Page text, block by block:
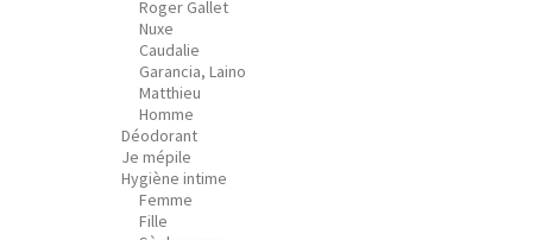
Roger Gallet
Nuxe
Caudalie
Garancia, Laino
Matthieu
Homme
Déodorant
Je mépile
Hygiène intime
Femme
Fille